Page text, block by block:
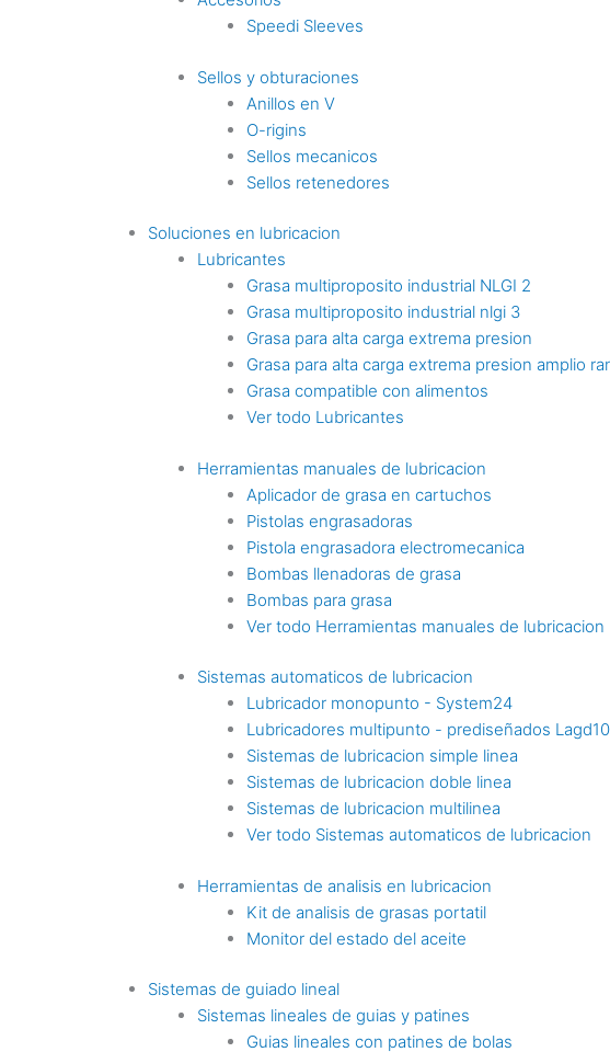
Speedi Sleeves
Sellos y obturaciones
Anillos en V
O-rigins
Sellos mecanicos
Sellos retenedores
Soluciones en lubricacion
Lubricantes
Grasa multiproposito industrial NLGI 2
Grasa multiproposito industrial nlgi 3
Grasa para alta carga extrema presion
Grasa para alta carga extrema presion amplio
Grasa compatible con alimentos
Ver todo Lubricantes
Herramientas manuales de lubricacion
Aplicador de grasa en cartuchos
Pistolas engrasadoras
Pistola engrasadora electromecanica
Bombas llenadoras de grasa
Bombas para grasa
Ver todo Herramientas manuales de lubricacion
Sistemas automaticos de lubricacion
Lubricador monopunto - System24
Lubricadores multipunto - prediseñados
Sistemas de lubricacion simple linea
Sistemas de lubricacion doble linea
Sistemas de lubricacion multilinea
Ver todo Sistemas automaticos de lubricacion
Herramientas de analisis en lubricacion
Kit de analisis de grasas portatil
Monitor del estado del aceite
Sistemas de guiado lineal
Sistemas lineales de guias y patines
Guias lineales con patines de bolas